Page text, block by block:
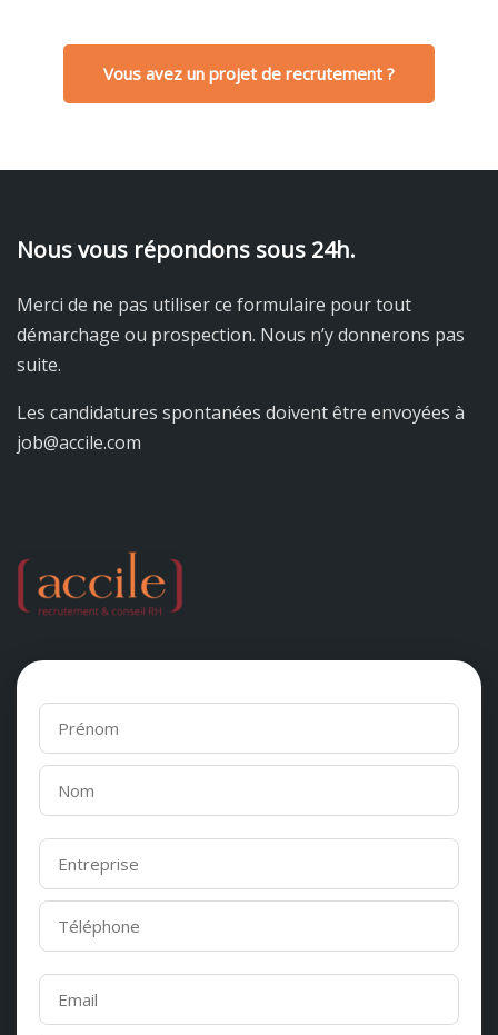
Vous avez un projet de recrutement ?
Nous vous répondons sous 24h.
Merci de ne pas utiliser ce formulaire pour tout
démarchage ou prospection. Nous n’y donnerons pas
suite.
Les candidatures spontanées doivent être envoyées à
job@accile.com